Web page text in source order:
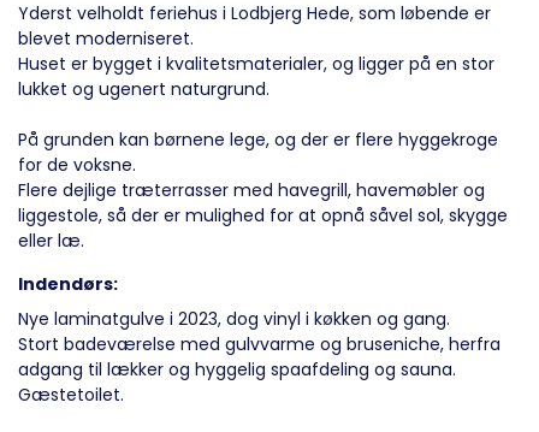
Yderst velholdt feriehus i Lodbjerg Hede, som løbende er
blevet moderniseret.
Huset er bygget i kvalitetsmaterialer, og ligger på en stor
lukket og ugenert naturgrund.
På grunden kan børnene lege, og der er flere hyggekroge
for de voksne.
Flere dejlige træterrasser med havegrill, havemøbler og
liggestole, så der er mulighed for at opnå såvel sol, skygge
eller læ.
Indendørs:
Nye laminatgulve i 2023, dog vinyl i køkken og gang.
Stort badeværelse med gulvvarme og bruseniche, herfra
adgang til lækker og hyggelig spaafdeling og sauna.
Gæstetoilet.